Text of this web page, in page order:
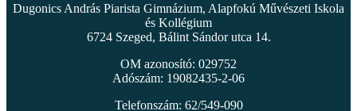
Dugonics András Piarista Gimnázium, Alapfokú Művészeti Iskola
és Kollégium
6724 Szeged, Bálint Sándor utca 14.
OM azonosító: 029752
Adószám: 19082435-2-06
Telefonszám: 62/549-090